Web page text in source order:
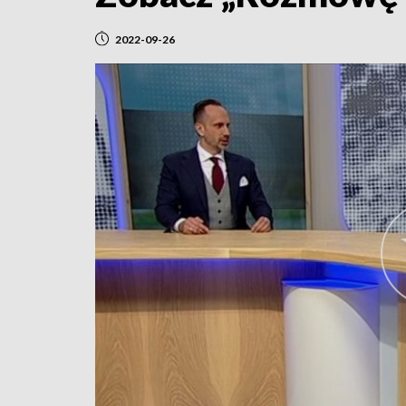
2022-09-26